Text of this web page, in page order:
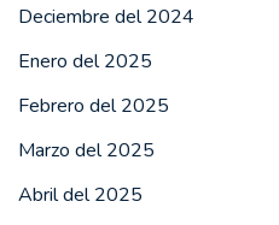
Deciembre del 2024
Enero del 2025
Febrero del 2025
Marzo del 2025
Abril del 2025